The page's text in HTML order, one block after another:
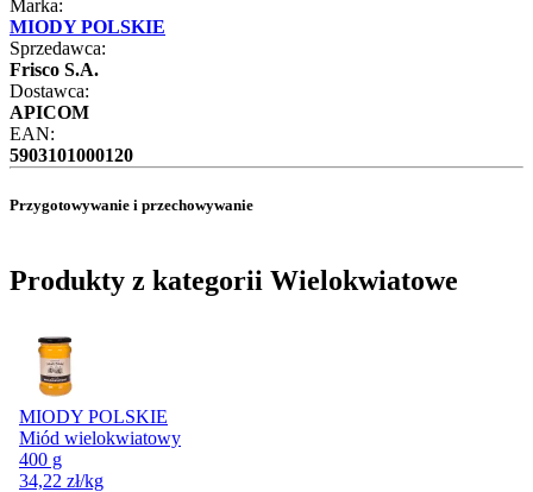
Marka:
MIODY POLSKIE
Sprzedawca:
Frisco S.A.
Dostawca:
APICOM
EAN:
5903101000120
Przygotowywanie i przechowywanie
Produkty z kategorii Wielokwiatowe
MIODY POLSKIE
Miód wielokwiatowy
400 g
34,22 zł/kg